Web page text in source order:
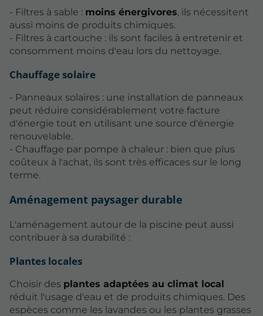
- Filtres à sable : moins énergivores, ils nécessitent
aussi moins de produits chimiques.
- Filtres à cartouche : ils sont faciles à entretenir et
consomment moins d'eau lors du nettoyage.
Chauffage solaire
- Panneaux solaires : une installation de panneaux
peut réduire considérablement votre facture
d'énergie tout en utilisant une source d'énergie
renouvelable.
- Chauffage par pompe à chaleur : bien que plus
coûteux à l'achat, ils sont très efficaces sur le long
terme.
Aménagement paysager durable
L'aménagement autour de la piscine peut aussi
contribuer à sa durabilité :
Plantes locales
Choisir des plantes adaptées au climat local
réduit l'usage d'eau et de produits chimiques. Des
espèces comme les lavandes ou les plantes grasses